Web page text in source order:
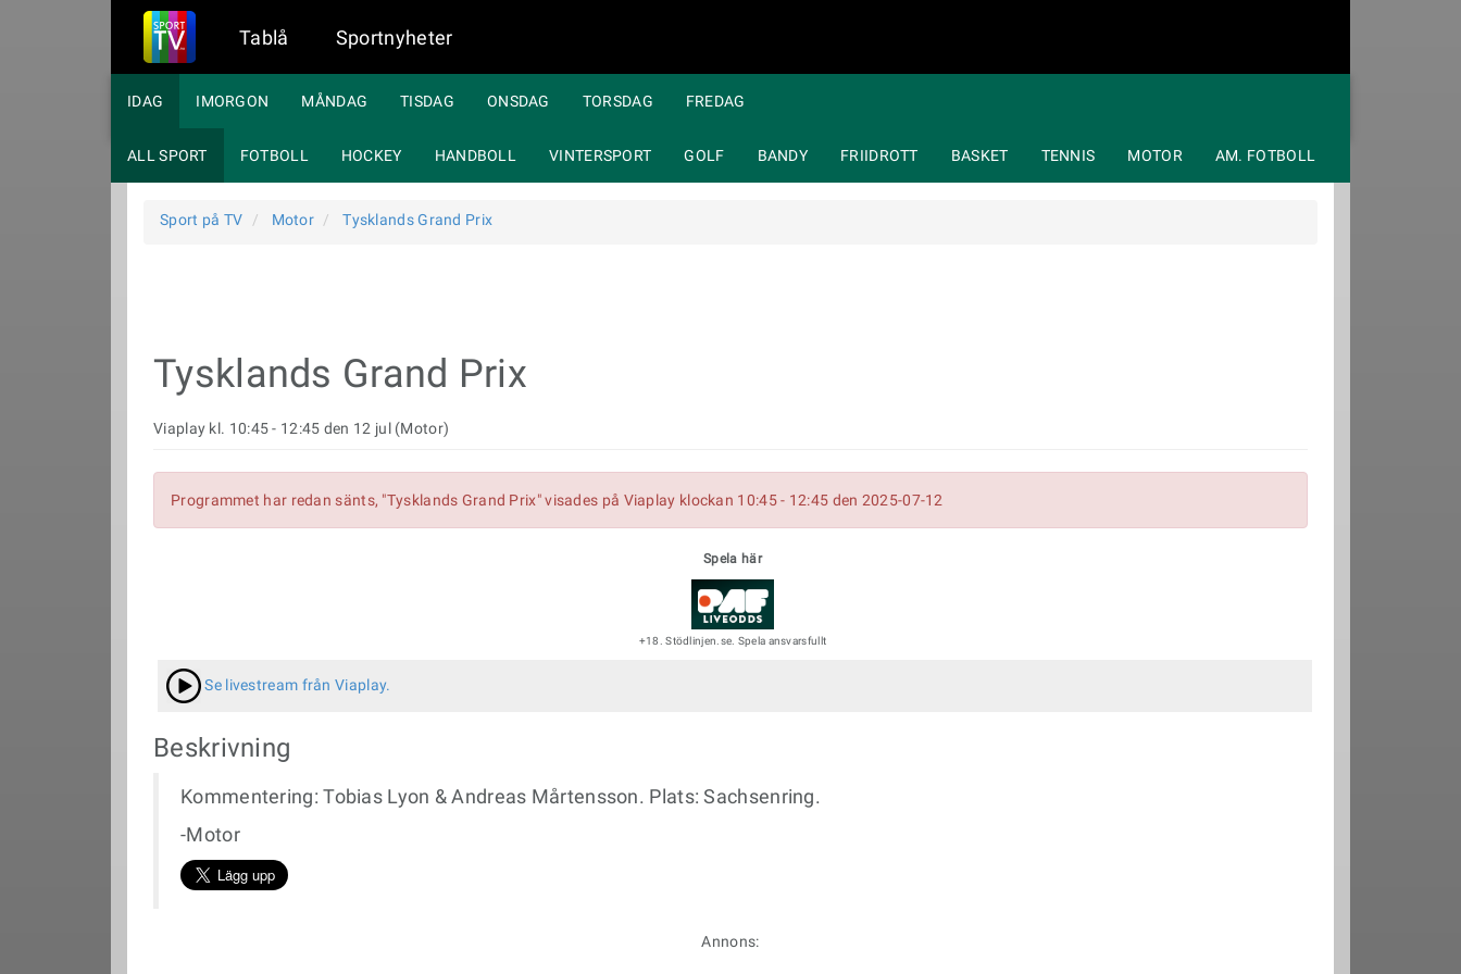
Tablå Sportnyheter
IDAG IMORGON MÅNDAG TISDAG ONSDAG TORSDAG FREDAG
ALL SPORT FOTBOLL HOCKEY HANDBOLL VINTERSPORT GOLF BANDY FRIIDROTT BASKET TENNIS MOTOR AM. FOTBOLL
Sport på TV Motor Tysklands Grand Prix
Tysklands Grand Prix
Viaplay kl. 10:45 - 12:45 den 12 jul (Motor)
Programmet har redan sänts, "Tysklands Grand Prix" visades på Viaplay klockan 10:45 - 12:45 den 2025-07-12
Spela här
+18. Stödlinjen.se. Spela ansvarsfullt
Se livestream från Viaplay.
Beskrivning
Kommentering: Tobias Lyon & Andreas Mårtensson. Plats: Sachsenring.
-Motor
Annons: